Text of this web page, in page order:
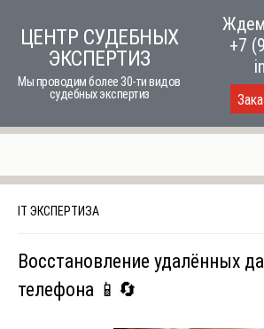
ЦЕНТР СУДЕБНЫХ
ЭКСПЕРТИЗ
Мы проводим более 30-ти видов
судебных экспертиз
Ждем
+7
IT ЭКСПЕРТИЗА
Восстановление удалённых
телефона 📱🔄